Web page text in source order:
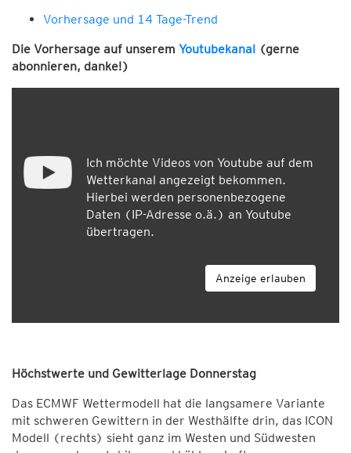
Vorhersage und 14 Tage-Trend
Die Vorhersage auf unserem Youtubekanal (gerne
abonnieren, danke!)
Ich möchte Videos von Youtube auf dem
Wetterkanal angezeigt bekommen.
Hierbei werden personenbezogene
Daten (IP-Adresse o.ä.) an Youtube
übertragen.
Anzeige erlauben
Höchstwerte und Gewitterlage Donnerstag
Das ECMWF Wettermodell hat die langsamere Variante
mit schweren Gewittern in der Westhälfte drin, das ICON
Modell (rechts) sieht ganz im Westen und Südwesten